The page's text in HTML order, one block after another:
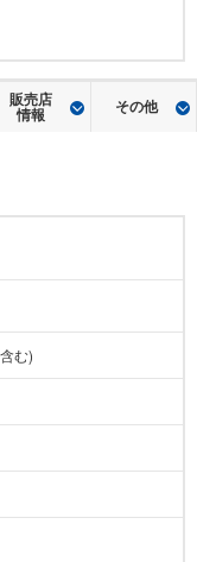
販売店
情報 その他
む)